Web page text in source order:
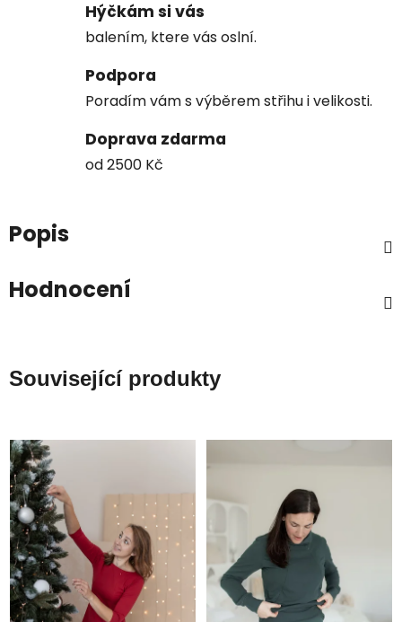
Hýčkám si vás
balením, ktere vás oslní.
Podpora
Poradím vám s výběrem střihu i velikosti.
Doprava zdarma
od 2500 Kč
Popis
Hodnocení
Související produkty